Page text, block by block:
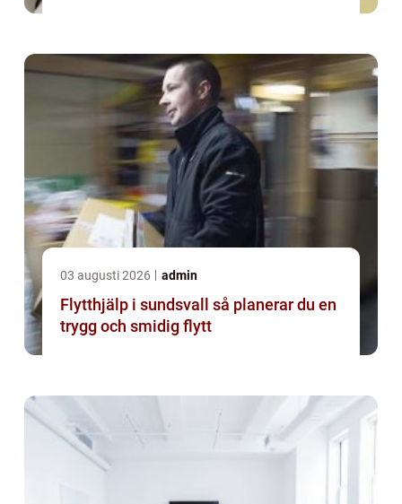
03 augusti 2026 admin
Flytthjälp i sundsvall så planerar du en
trygg och smidig flytt